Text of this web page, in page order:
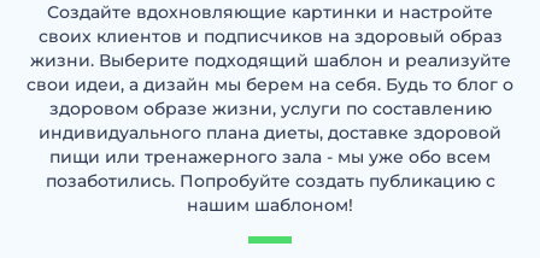
Создайте вдохновляющие картинки и настройте
своих клиентов и подписчиков на здоровый образ
жизни. Выберите подходящий шаблон и реализуйте
свои идеи, а дизайн мы берем на себя. Будь то блог о
здоровом образе жизни, услуги по составлению
индивидуального плана диеты, доставке здоровой
пищи или тренажерного зала - мы уже обо всем
позаботились. Попробуйте создать публикацию с
нашим шаблоном!